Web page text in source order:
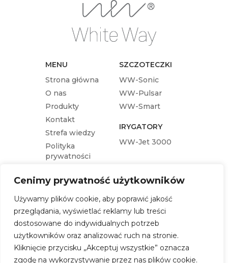
Cenimy prywatność użytkowników
Używamy plików cookie, aby poprawić jakość
przeglądania, wyświetlać reklamy lub treści
dostosowane do indywidualnych potrzeb
użytkowników oraz analizować ruch na stronie.
Kliknięcie przycisku „Akceptuj wszystkie” oznacza
zgodę na wykorzystywanie przez nas plików cookie.
MENU
Strona główna
O nas
Produkty
Kontakt
Strefa wiedzy
Polityka
prywatności
SZCZOTECZKI
WW-Sonic
WW-Pulsar
WW-Smart
IRYGATORY
WW-Jet 3000
KOŃCÓWKI
Końcówka wymienna WW-Sonic
Końcówka wymienna WW-Jet 3000
Końcówka wymienna WW-Smart
SKLEP